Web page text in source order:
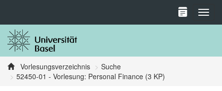
Vorlesungsverzeichnis
Suche
52450-01 - Vorlesung: Personal Finance (3 KP)